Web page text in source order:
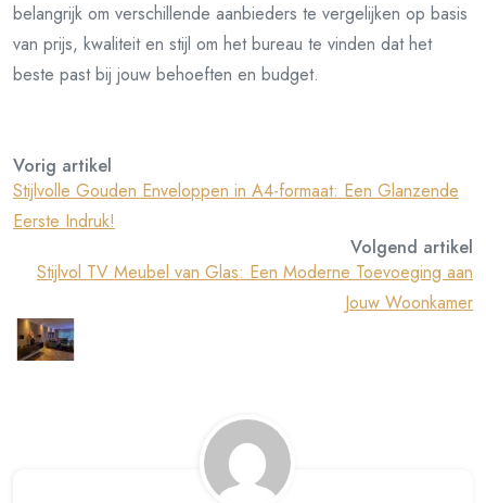
belangrijk om verschillende aanbieders te vergelijken op basis
van prijs, kwaliteit en stijl om het bureau te vinden dat het
beste past bij jouw behoeften en budget.
Vorig artikel
Stijlvolle Gouden Enveloppen in A4-formaat: Een Glanzende
Eerste Indruk!
Volgend artikel
Stijlvol TV Meubel van Glas: Een Moderne Toevoeging aan
Jouw Woonkamer